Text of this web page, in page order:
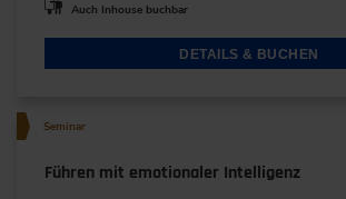
Auch Inhouse buchbar
DETAILS & BUCHEN
Seminar
Führen mit emotionaler Intelligenz